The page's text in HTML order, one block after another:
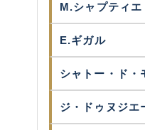
M.シャプティエ
E.ギガル
シャトー・ド・
ジ・ドゥヌジエ